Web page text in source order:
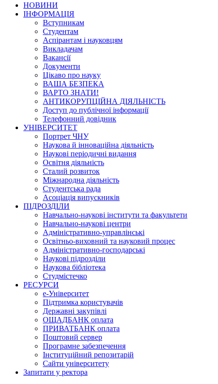
НОВИНИ
ІНФОРМАЦІЯ
Вступникам
Студентам
Аспірантам і науковцям
Викладачам
Вакансії
Документи
Цікаво про науку
ВАША БЕЗПЕКА
ВАРТО ЗНАТИ!
АНТИКОРУПЦІЙНА ДІЯЛЬНІСТЬ
Доступ до публічної інформації
Телефонний довідник
УНІВЕРСИТЕТ
Портрет ЧНУ
Наукова й інноваційна діяльність
Наукові періодичні видання
Освітня діяльність
Сталий розвиток
Міжнародна діяльність
Студентська рада
Асоціація випускників
ПІДРОЗДІЛИ
Навчально-наукові інститути та факультети
Навчально-наукові центри
Адміністративно-управлінські
Освітньо-виховний та науковий процес
Адміністративно-господарські
Наукові підрозділи
Наукова бібліотека
Студмістечко
РЕСУРСИ
е-Університет
Підтримка користувачів
Державні закупівлі
ОЩАДБАНК оплата
ПРИВАТБАНК оплата
Поштовий сервер
Програмне забезпечення
Інституційний репозитарій
Сайти університету
Запитати у ректора